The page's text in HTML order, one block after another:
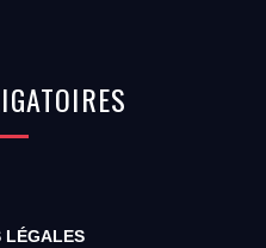
LÉGALES